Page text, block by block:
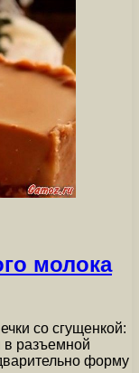
молока
со сгущенкой:
в разъемной
форму